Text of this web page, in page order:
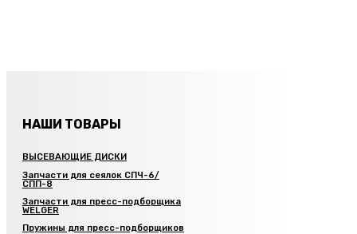
НАШИ ТОВАРЫ
ВЫСЕВАЮЩИЕ ДИСКИ
Запчасти для сеялок СПЧ-6/
СПП-8
Запчасти для пресс-подборщика
WELGER
Пружины для пресс-подборщиков